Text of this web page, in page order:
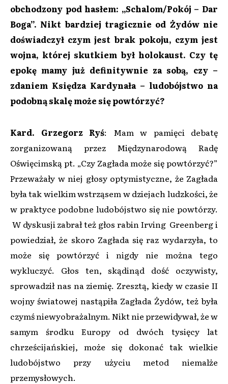
obchodzony pod hasłem: „Schalom/Pokój – Dar
Boga”. Nikt bardziej tragicznie od Żydów nie
doświadczył czym jest brak pokoju, czym jest
wojna, której skutkiem był holokaust. Czy tę
epokę mamy już definitywnie za sobą, czy –
zdaniem Księdza Kardynała – ludobójstwo na
podobną skalę może się powtórzyć?
Kard. Grzegorz Ryś: Mam w pamięci debatę
zorganizowaną przez Międzynarodową Radę
Oświęcimską pt. „Czy Zagłada może się powtórzyć?”
Przeważały w niej głosy optymistyczne, że Zagłada
była tak wielkim wstrząsem w dziejach ludzkości, że
w praktyce podobne ludobójstwo się nie powtórzy.
W dyskusji zabrał też głos rabin Irving Greenberg i
powiedział, że skoro Zagłada się raz wydarzyła, to
może się powtórzyć i nigdy nie można tego
wykluczyć. Głos ten, skądinąd dość oczywisty,
sprowadził nas na ziemię. Zresztą, kiedy w czasie II
wojny światowej nastąpiła Zagłada Żydów, też była
czymś niewyobrażalnym. Nikt nie przewidywał, że w
samym środku Europy od dwóch tysięcy lat
chrześcijańskiej, może się dokonać tak wielkie
ludobójstwo przy użyciu metod niemalże
przemysłowych.